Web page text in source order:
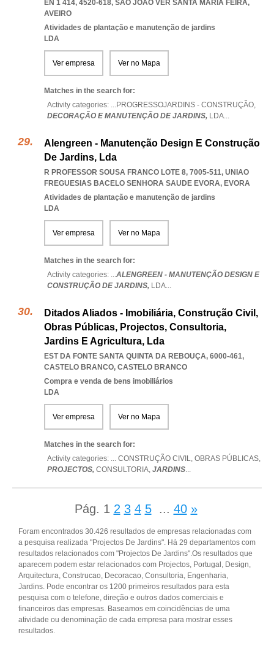
EN 1 414, 4520-618, SAO JOAO VER SANTA MARIA FEIRA,
AVEIRO
Atividades de plantação e manutenção de jardins
LDA
Ver empresa Ver no Mapa
Matches in the search for:
Activity categories: ...PROGRESSOJARDINS - CONSTRUÇÃO,
DECORAÇÃO E MANUTENÇÃO DE JARDINS, LDA...
Alengreen - Manutenção Design E Construção
De Jardins, Lda
R PROFESSOR SOUSA FRANCO LOTE 8, 7005-511, UNIAO
FREGUESIAS BACELO SENHORA SAUDE EVORA, EVORA
Atividades de plantação e manutenção de jardins
LDA
Ver empresa Ver no Mapa
Matches in the search for:
Activity categories: ...ALENGREEN - MANUTENÇÃO DESIGN E
CONSTRUÇÃO DE JARDINS, LDA...
Ditados Aliados - Imobiliária, Construção Civil,
Obras Públicas, Projectos, Consultoria,
Jardins E Agricultura, Lda
EST DA FONTE SANTA QUINTA DA REBOUÇA, 6000-461,
CASTELO BRANCO, CASTELO BRANCO
Compra e venda de bens imobiliários
LDA
Ver empresa Ver no Mapa
Matches in the search for:
Activity categories: ... CONSTRUÇÃO CIVIL, OBRAS PÚBLICAS,
PROJECTOS, CONSULTORIA, JARDINS...
Pág. 1 2 3 4 5 ... 40 »
Foram encontrados 30.426 resultados de empresas relacionadas com
a pesquisa realizada "Projectos De Jardins". Há 29 departamentos com
resultados relacionados com "Projectos De Jardins".Os resultados que
aparecem podem estar relacionados com Projectos, Portugal, Design,
Arquitectura, Construcao, Decoracao, Consultoria, Engenharia,
Jardins. Pode encontrar os 1200 primeiros resultados para esta
pesquisa com o telefone, direção e outros dados comerciais e
financeiros das empresas. Baseamos em coincidências de uma
atividade ou denominação de cada empresa para mostrar esses
resultados.